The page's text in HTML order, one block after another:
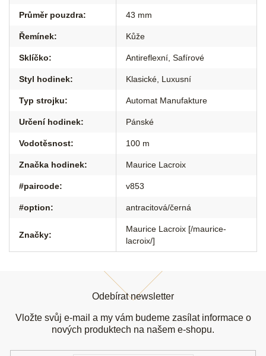
Průměr pouzdra: 43 mm
Řemínek: Kůže
Sklíčko: Antireflexní Safírové
Styl hodinek: Klasické Luxusní
Typ strojku: Automat Manufakture
Určení hodinek: Pánské
Vodotěsnost: 100 m
Značka hodinek: Maurice Lacroix
#paircode: v853
#option: antracitová/černá
Značky:
Maurice Lacroix [/maurice-
lacroix/]
Odebírat newsletter
Vložte svůj e-mail a my vám budeme zasílat informace o
nových produktech na našem e-shopu.